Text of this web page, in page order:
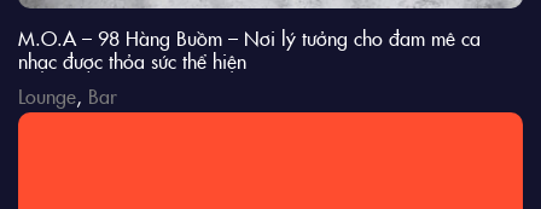
M.O.A – 98 Hàng Buồm – Nơi lý tưởng cho đam mê ca
nhạc được thỏa sức thể hiện
Lounge, Bar